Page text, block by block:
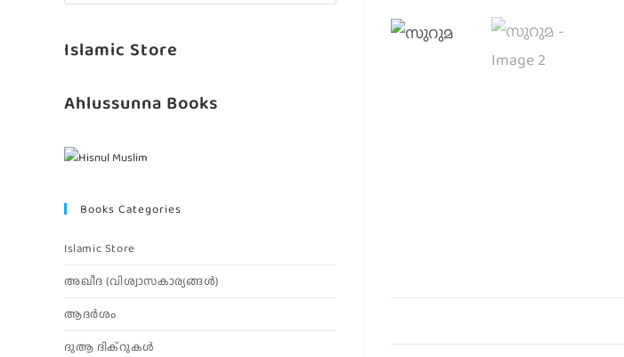
Islamic Store
Ahlussunna Books
Books Categories
Islamic Store
അഖീദ (വിശ്വാസകാര്യങ്ങള്‍)
ആദര്‍ശം
ദുആ ദിക്റുകൾ